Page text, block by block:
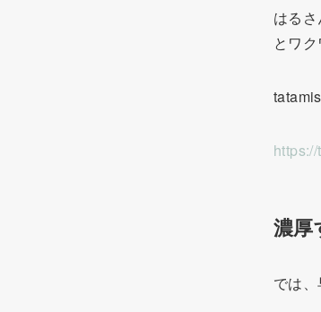
はる
とワク
濃厚
では、